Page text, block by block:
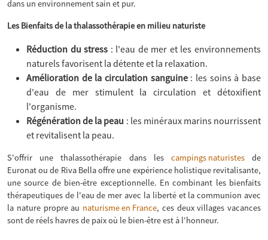
dans un environnement sain et pur.
Les Bienfaits de la thalassothérapie en milieu naturiste
Réduction du stress : l'eau de mer et les environnements
naturels favorisent la détente et la relaxation.
Amélioration de la circulation sanguine: les soins à base
d'eau de mer stimulent la circulation et détoxifient
l'organisme.
Régénération de la peau : les minéraux marins nourrissent
et revitalisent la peau.
S'offrir une thalassothérapie dans les campings naturistesde
Euronat ou de Riva Bella offre une expérience holistique revitalisante,
une source de bien-être exceptionnelle. En combinant les bienfaits
thérapeutiques de l'eau de mer avec la liberté et la communion avec
la nature propre au naturisme en France, ces deux villages vacances
sont de réels havres de paix où le bien-être est à l'honneur.